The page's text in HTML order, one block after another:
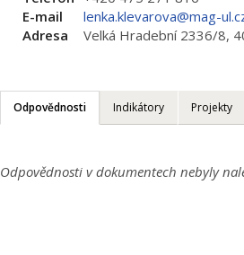
E-mail
lenka.klevarova@mag-
Adresa
Velká Hradební 2336/8,
Odpovědnosti Indikátory Projekty
Odpovědnosti v dokumentech nebyly